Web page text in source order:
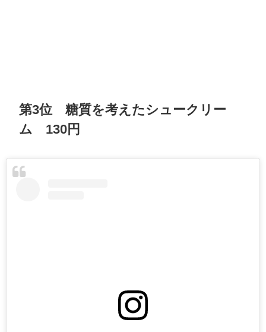
第3位 糖質を考えたシュークリー
ム 130円